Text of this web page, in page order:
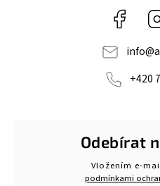
info@
+420
Odebírat
Vložením e-
podmínkami